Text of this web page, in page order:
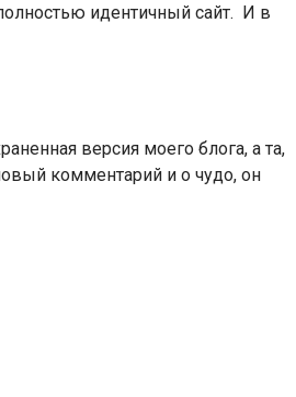
идентичный сайт. И в
версия моего блога, а та,
комментарий и о чудо, он